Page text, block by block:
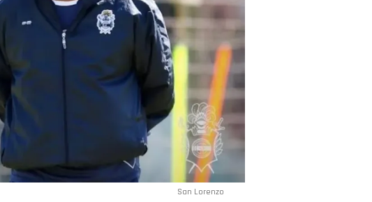
San Lorenzo